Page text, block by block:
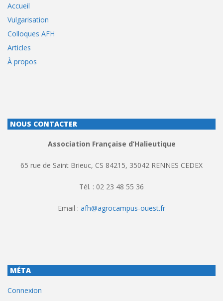
Accueil
Vulgarisation
Colloques AFH
Articles
À propos
NOUS CONTACTER
Association Française d’Halieutique
65 rue de Saint Brieuc, CS 84215, 35042 RENNES CEDEX
Tél. : 02 23 48 55 36
Email : afh@agrocampus-ouest.fr
MÉTA
Connexion